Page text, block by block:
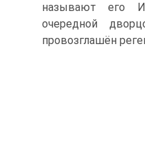
называют его
очередной
провозглашён